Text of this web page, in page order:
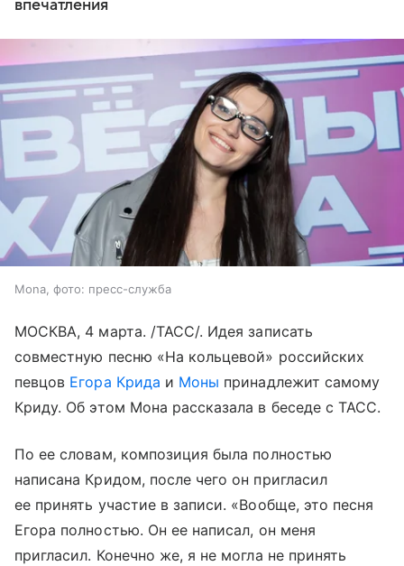
впечатления
Mona, фото: пресс-служба
МОСКВА, 4 марта. /ТАСС/. Идея записать
совместную песню «На кольцевой» российских
певцов Егора Крида и Моны принадлежит самому
Криду. Об этом Мона рассказала в беседе с ТАСС.
По ее словам, композиция была полностью
написана Кридом, после чего он пригласил
ее принять участие в записи. «Вообще, это песня
Егора полностью. Он ее написал, он меня
пригласил. Конечно же, я не могла не принять